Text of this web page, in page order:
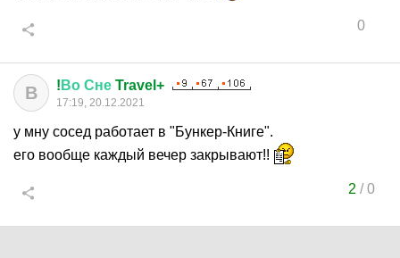
0
В ! Во Сне Travel+
17:19, 20.12.2021
у мну сосед работает в "Бункер-Книге".
его вообще каждый вечер закрывают!!
2 /0